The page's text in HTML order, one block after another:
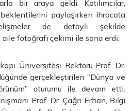
bir araya geldi. Katılımcılar,
paylaşırken ihracata
de detaylı şekilde
fotoğrafı çekimi ile sona erdi.
Üniversitesi Rektörü Prof. Dr.
gerçekleştirilen "Dünya ve
oturumu ile devam etti.
Prof. Dr. Çağrı Erhan, Bilgi